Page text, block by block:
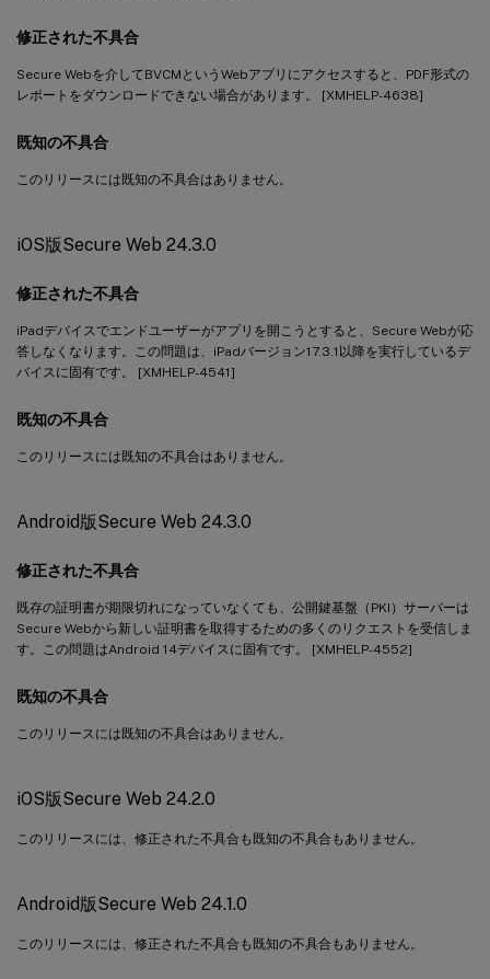
修正された不具合
Secure Webを介してBVCMというWebアプリにアクセスすると、PDF形式の
レポートをダウンロードできない場合があります。 [XMHELP-4638]
既知の不具合
このリリースには既知の不具合はありません。
iOS版Secure Web 24.3.0
修正された不具合
iPadデバイスでエンドユーザーがアプリを開こうとすると、Secure Webが応
答しなくなります。この問題は、iPadバージョン17.3.1以降を実行しているデ
バイスに固有です。 [XMHELP-4541]
既知の不具合
このリリースには既知の不具合はありません。
Android版Secure Web 24.3.0
修正された不具合
既存の証明書が期限切れになっていなくても、公開鍵基盤（PKI）サーバーは
Secure Webから新しい証明書を取得するための多くのリクエストを受信しま
す。この問題はAndroid 14デバイスに固有です。 [XMHELP-4552]
既知の不具合
このリリースには既知の不具合はありません。
iOS版Secure Web 24.2.0
このリリースには、修正された不具合も既知の不具合もありません。
Android版Secure Web 24.1.0
このリリースには、修正された不具合も既知の不具合もありません。